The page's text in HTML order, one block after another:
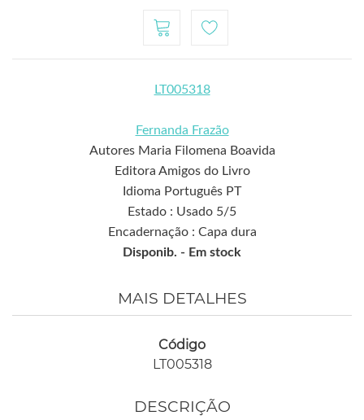
LT005318
Fernanda Frazão
Autores Maria Filomena Boavida
Editora Amigos do Livro
Idioma Português PT
Estado : Usado 5/5
Encadernação : Capa dura
Disponib. - Em stock
MAIS DETALHES
Código
LT005318
DESCRIÇÃO